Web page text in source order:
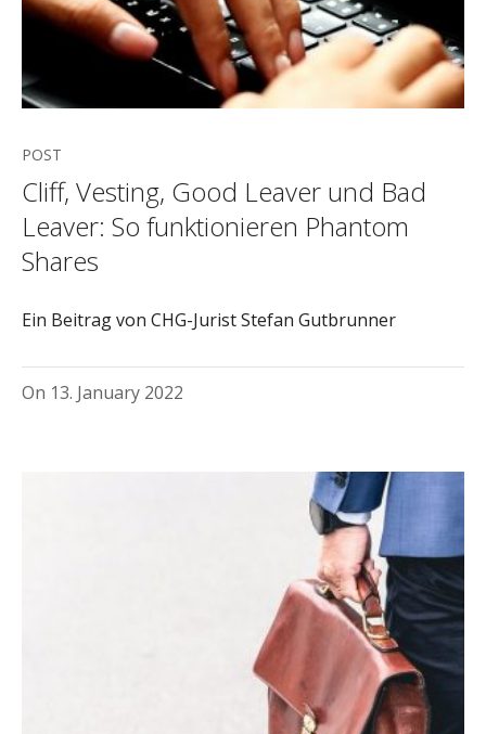
POST
Cliff, Vesting, Good Leaver und Bad
Leaver: So funktionieren Phantom
Shares
Ein Beitrag von CHG-Jurist Stefan Gutbrunner
On 13. January 2022